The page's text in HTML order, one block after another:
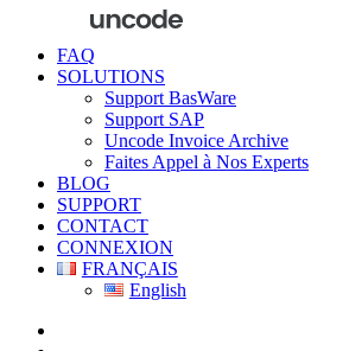
FAQ
SOLUTIONS
Support BasWare
Support SAP
Uncode Invoice Archive
Faites Appel à Nos Experts
BLOG
SUPPORT
CONTACT
CONNEXION
FRANÇAIS
English